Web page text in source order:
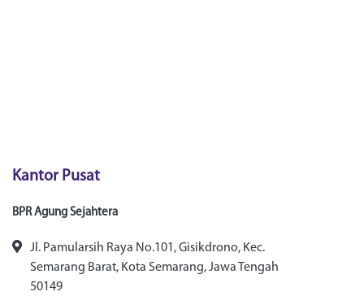
Kantor Pusat
BPR Agung Sejahtera
Jl. Pamularsih Raya No.101, Gisikdrono, Kec.
Semarang Barat, Kota Semarang, Jawa Tengah
50149